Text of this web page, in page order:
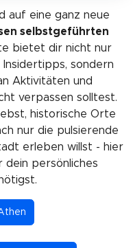
auf eine ganz neue
selbstgeführten
bietet dir nicht nur
sondern
Aktivitäten und
verpassen solltest.
historische Orte
nur die pulsierende
erleben willst - hier
dein persönliches